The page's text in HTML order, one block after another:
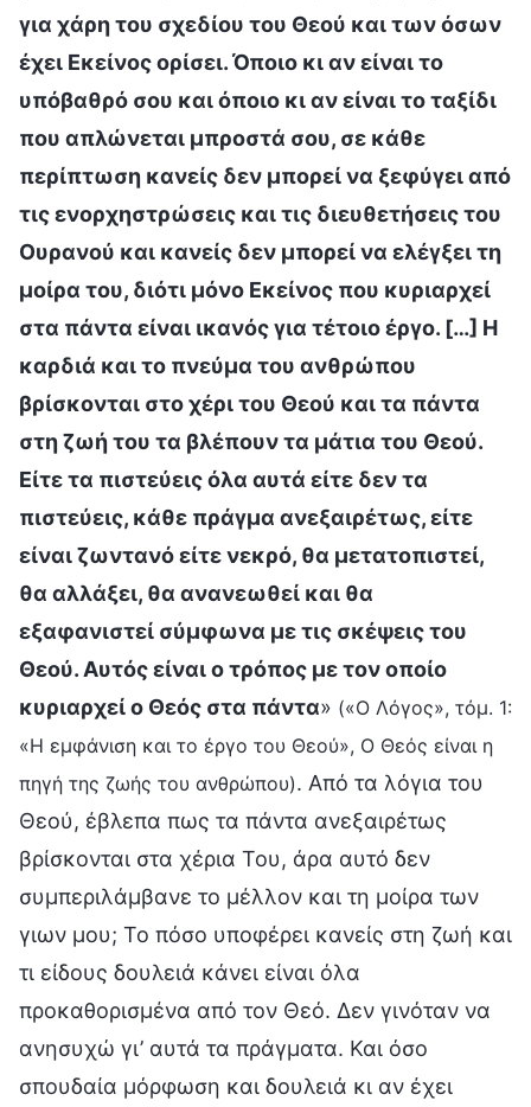
για χάρη του σχεδίου του Θεού και των όσων
έχει Εκείνος ορίσει. Όποιο κι αν είναι το
υπόβαθρό σου και όποιο κι αν είναι το ταξίδι
που απλώνεται μπροστά σου, σε κάθε
περίπτωση κανείς δεν μπορεί να ξεφύγει από
τις ενορχηστρώσεις και τις διευθετήσεις του
Ουρανού και κανείς δεν μπορεί να ελέγξει τη
μοίρα του, διότι μόνο Εκείνος που κυριαρχεί
στα πάντα είναι ικανός για τέτοιο έργο. […] Η
καρδιά και το πνεύμα του ανθρώπου
βρίσκονται στο χέρι του Θεού και τα πάντα
στη ζωή του τα βλέπουν τα μάτια του Θεού.
Είτε τα πιστεύεις όλα αυτά είτε δεν τα
πιστεύεις, κάθε πράγμα ανεξαιρέτως, είτε
είναι ζωντανό είτε νεκρό, θα μετατοπιστεί,
θα αλλάξει, θα ανανεωθεί και θα
εξαφανιστεί σύμφωνα με τις σκέψεις του
Θεού. Αυτός είναι ο τρόπος με τον οποίο
κυριαρχεί ο Θεός στα πάντα» («Ο Λόγος», τόμ. 1:
«Η εμφάνιση και το έργο του Θεού», Ο Θεός είναι η
πηγή της ζωής του ανθρώπου). Από τα λόγια του
Θεού, έβλεπα πως τα πάντα ανεξαιρέτως
βρίσκονται στα χέρια Του, άρα αυτό δεν
συμπεριλάμβανε το μέλλον και τη μοίρα των
γιων μου; Το πόσο υποφέρει κανείς στη ζωή και
τι είδους δουλειά κάνει είναι όλα
προκαθορισμένα από τον Θεό. Δεν γινόταν να
ανησυχώ γι’ αυτά τα πράγματα. Και όσο
σπουδαία μόρφωση και δουλειά κι αν έχει